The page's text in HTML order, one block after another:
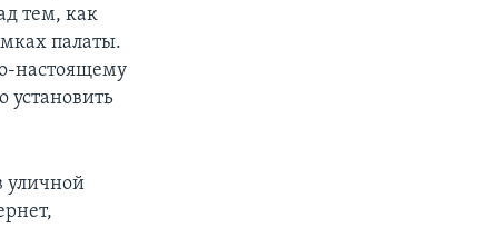
тем, как
палаты.
настоящему
установить
уличной